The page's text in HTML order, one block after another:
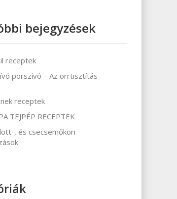
bejegyzések
receptek
porszívó – Az orrtisztítás
receptek
TEJPÉP RECEPTEK
, és csecsemőkori